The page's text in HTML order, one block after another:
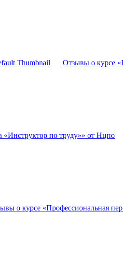
Отзывы о курсе
«Инструктор по труду»» от Нцпо
о курсе «Профессиональная